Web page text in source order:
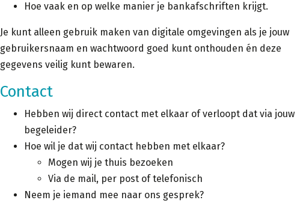
Hoe vaak en op welke manier je bankafschriften krijgt.
Je kunt alleen gebruik maken van digitale omgevingen als je jouw
gebruikersnaam en wachtwoord goed kunt onthouden én deze
gegevens veilig kunt bewaren.
Contact
Hebben wij direct contact met elkaar of verloopt dat via jouw
begeleider?
Hoe wil je dat wij contact hebben met elkaar?
Mogen wij je thuis bezoeken
Via de mail, per post of telefonisch
Neem je iemand mee naar ons gesprek?